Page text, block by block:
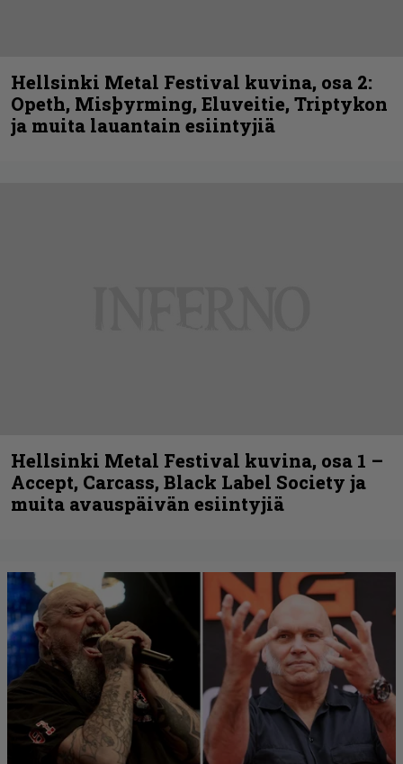
Hellsinki Metal Festival kuvina, osa 2:
Opeth, Misþyrming, Eluveitie, Triptykon
ja muita lauantain esiintyjiä
Hellsinki Metal Festival kuvina, osa 1 –
Accept, Carcass, Black Label Society ja
muita avauspäivän esiintyjiä